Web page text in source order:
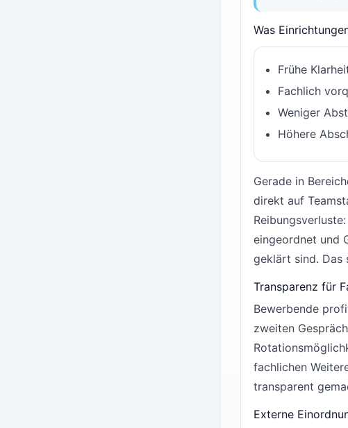
Was
Frühe
Fachlich
Weniger
Höhere
Gerade in
direkt auf
eingeordnet und
geklärt sind. Das
Transparenz für
Bewerbende
zweiten
fachlichen
transparent
Externe